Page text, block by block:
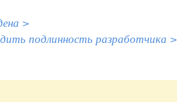
>
подлинность разработчика >